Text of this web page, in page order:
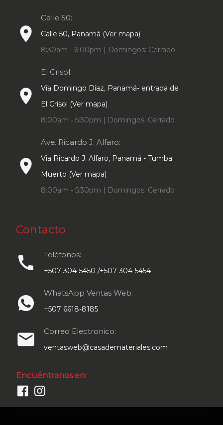
place
Calle 50:
Calle 50, Panamá (Ver mapa)
8:30am - 6:00pm | Domingos: Cerrado
place
El Crisol:
Vía Domingo Díaz, Panamá- entrada de
El Crisol (Ver mapa)
8:00am - 5:30pm | Domingos: Cerrado
place
Ave. Ricardo J. Alfaro:
Via Ricardo J. Alfaro, Panamá - Tumba
Muerto (Ver mapa)
8:00am - 5:30pm | Domingos: Cerrado
Contacto
call Teléfonos:
+507 304-5450 /+507 304-5454
WhatsApp Ventas Web:
+507 6618-8185
email Correo Electronico:
ventasweb@casademateriales.com
Encuéntranos en: